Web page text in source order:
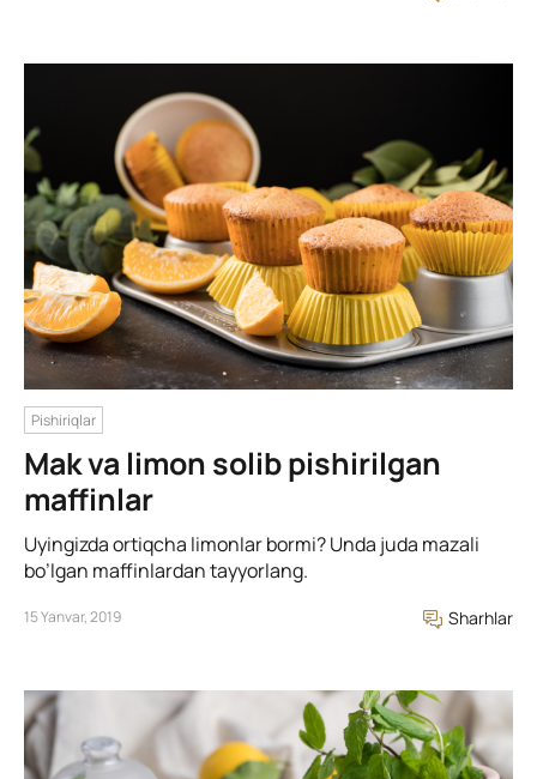
Pishiriqlar
Mak va limon solib pishirilgan
maffinlar
Uyingizda ortiqcha limonlar bormi? Unda juda mazali
bo’lgan maffinlardan tayyorlang.
15 Yanvar, 2019 Sharhlar